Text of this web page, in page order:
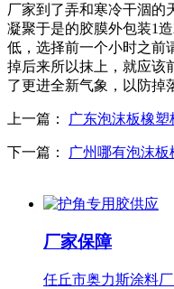
厂家到了弄和寒冷干涸的
凝聚于是的胶膜外包装1
低，选择前一个小时之前
掉后来所以抹上，就应该
了更进全新气象，以防掉
上一篇： 广东泡沫板橡
下一篇： 广州哪有泡沫
厂家保障
任丘市奥力斯涂料